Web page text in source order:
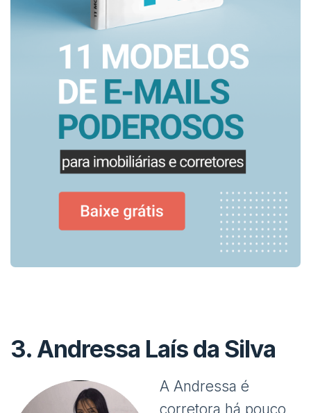
3.Andressa Laís da Silva
A Andressa é
corretora há pouco